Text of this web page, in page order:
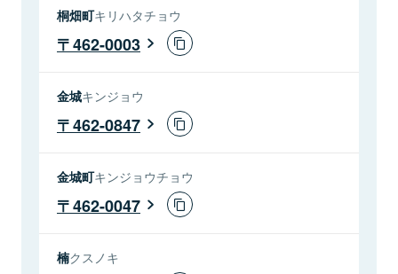
桐畑町キリハタチョウ
462-0003
金城キンジョウ
462-0847
金城町キンジョウチョウ
462-0047
楠クスノキ